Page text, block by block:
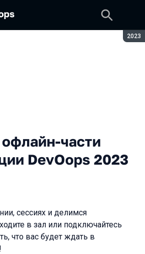
2023
части
DevOops 2023
сессиях и делимся
в зал или подключайтесь
что вас будет ждать в